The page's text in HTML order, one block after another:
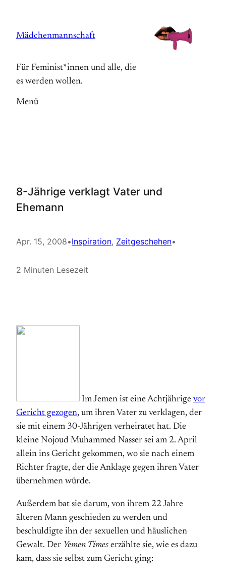
springen
Mädchenmannschaft
Für Feminist*innen und alle, die
es werden wollen.
Menü
8-Jährige verklagt Vater und
Ehemann
Apr. 15, 2008•Inspiration, Zeitgeschehen•
2 Minuten Lesezeit
Im Jemen ist eine Achtjährige vor
Gericht gezogen, um ihren Vater zu verklagen, der
sie mit einem 30-Jährigen verheiratet hat. Die
kleine Nojoud Muhammed Nasser sei am 2. April
allein ins Gericht gekommen, wo sie nach einem
Richter fragte, der die Anklage gegen ihren Vater
übernehmen würde.
Außerdem bat sie darum, von ihrem 22 Jahre
älteren Mann geschieden zu werden und
beschuldigte ihn der sexuellen und häuslichen
Gewalt. Der Yemen Times erzählte sie, wie es dazu
kam, dass sie selbst zum Gericht ging: